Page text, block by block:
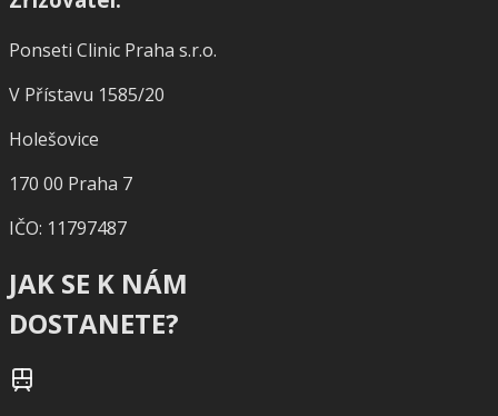
Ponseti Clinic Praha s.r.o.
V Přístavu 1585/20
Holešovice
170 00 Praha 7
IČO: 11797487
JAK SE K NÁM
DOSTANETE?